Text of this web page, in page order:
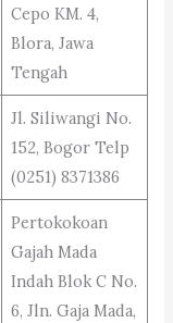
Cepo KM. 4,
Blora, Jawa
Tengah
Jl. Siliwangi No.
152, Bogor Telp
(0251) 8371386
Pertokokoan
Gajah Mada
Indah Blok C No.
6, Jln. Gaja Mada,